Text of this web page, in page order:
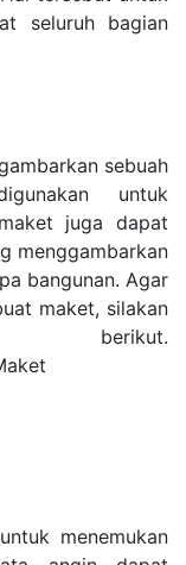
seluruh bagian
sebuah
untuk
juga dapat
menggambarkan
bangunan. Agar
maket, silakan
menemukan